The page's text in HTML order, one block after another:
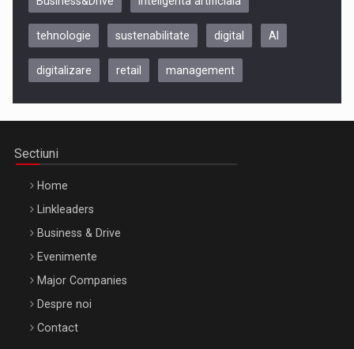
Be Inspired. Make it Happen!, CLUJ, 9 Decembrie
Be Inspired. Make it Happen!, ARTEMIS LETO, ORADEA, 8
Octombrie
tehnologie sustenabilitate digital AI
digitalizare retail management
Sectiuni
Home
Linkleaders
Business & Drive
Evenimente
Major Companies
Despre noi
Contact